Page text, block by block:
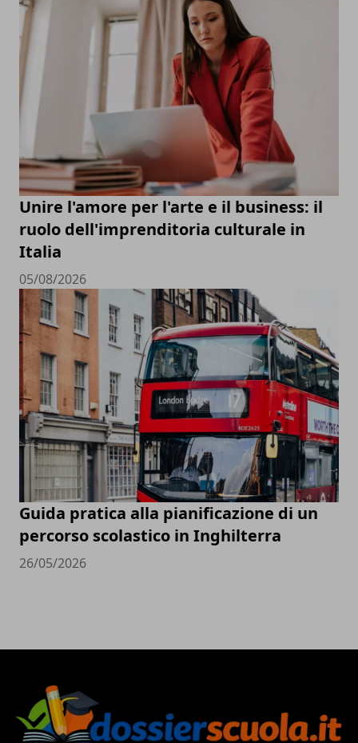
Unire l'amore per l'arte e il business: il
ruolo dell'imprenditoria culturale in
Italia
05/08/2026
Guida pratica alla pianificazione di un
percorso scolastico in Inghilterra
26/05/2026